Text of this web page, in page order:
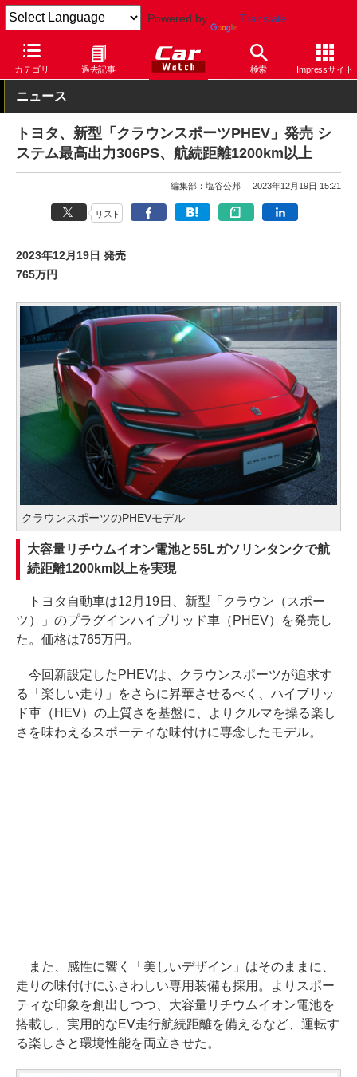
Powered by Translate
カテゴリ 過去記事 検索 Impressサイト
Car Watch 自動車 トヨタ クラウン
ニュース
トヨタ、新型「クラウンスポーツPHEV」発売 シ
ステム最高出力306PS、航続距離1200km以上
編集部：塩谷公邦 2023年12月19日 15:21
リスト
2023年12月19日 発売
765万円
クラウンスポーツのPHEVモデル
大容量リチウムイオン電池と55Lガソリンタンクで航
続距離1200km以上を実現
トヨタ自動車は12月19日、新型「クラウン（スポー
ツ）」のプラグインハイブリッド車（PHEV）を発売し
た。価格は765万円。
今回新設定したPHEVは、クラウンスポーツが追求す
る「楽しい走り」をさらに昇華させるべく、ハイブリッ
ド車（HEV）の上質さを基盤に、よりクルマを操る楽し
さを味わえるスポーティな味付けに専念したモデル。
また、感性に響く「美しいデザイン」はそのままに、
走りの味付けにふさわしい専用装備も採用。よりスポー
ティな印象を創出しつつ、大容量リチウムイオン電池を
搭載し、実用的なEV走行航続距離を備えるなど、運転す
る楽しさと環境性能を両立させた。